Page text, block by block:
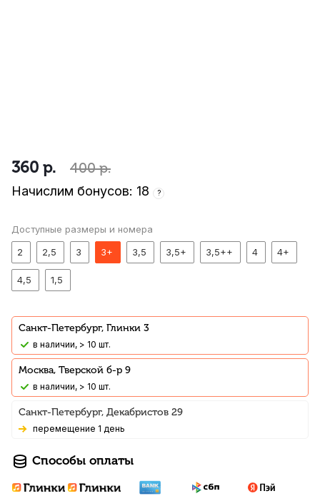
360 р. 400р.
Начислим бонусов: 18 ?
Доступные размеры и номера
2
2,5 3 3+ 3,5 3,5+ 3,5++ 4 4+
4,5 1,5
Санкт-Петербург, Глинки 3
В наличии, > 10 шт.
Москва, Тверской б-р 9
В наличии, > 10 шт.
Санкт-Петербург, Декабристов 29
Перемещение 1 день
Способы оплаты